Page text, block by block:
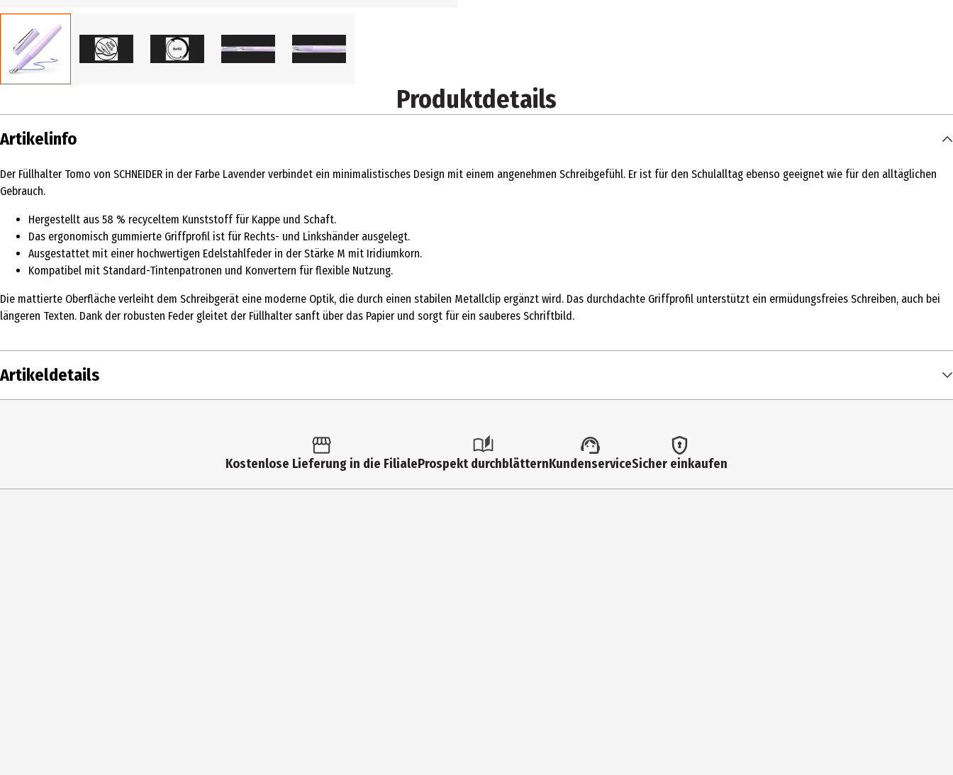
Produktdetails
Artikelinfo
Der Füllhalter Tomo von SCHNEIDER in der Farbe Lavender verbindet ein minimalistisches Design mit einem angenehmen Schreibgefühl. Er ist für den Schulalltag ebenso geeignet wie für den alltäglichen
Gebrauch.
Hergestellt aus 58 % recyceltem Kunststoff für Kappe und Schaft.
Das ergonomisch gummierte Griffprofil ist für Rechts- und Linkshänder ausgelegt.
Ausgestattet mit einer hochwertigen Edelstahlfeder in der Stärke M mit Iridiumkorn.
Kompatibel mit Standard-Tintenpatronen und Konvertern für flexible Nutzung.
Die mattierte Oberfläche verleiht dem Schreibgerät eine moderne Optik, die durch einen stabilen Metallclip ergänzt wird. Das durchdachte Griffprofil unterstützt ein ermüdungsfreies Schreiben, auch bei
längeren Texten. Dank der robusten Feder gleitet der Füllhalter sanft über das Papier und sorgt für ein sauberes Schriftbild.
Artikeldetails
Schneider Novus Vertriebs GmbH
Kostenlose Lieferung in die FilialeProspekt durchblätternKundenserviceSicher einkaufen